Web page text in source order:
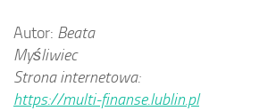
Autor: Beata
Myśliwiec
Strona internetowa:
https://multi-finanse.lublin.pl